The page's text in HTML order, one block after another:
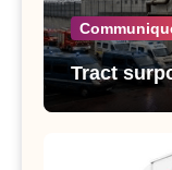
Tract